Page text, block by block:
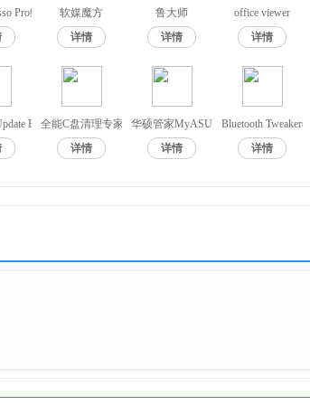
文件夹（您可以手动创建）】
Pro绿色版软媒魔方
详情
鲁大师
详情
office viewer
详情
Blocker
全能C盘清理专家
详情
华硕管家MyASUS
详情
Bluetooth
详情